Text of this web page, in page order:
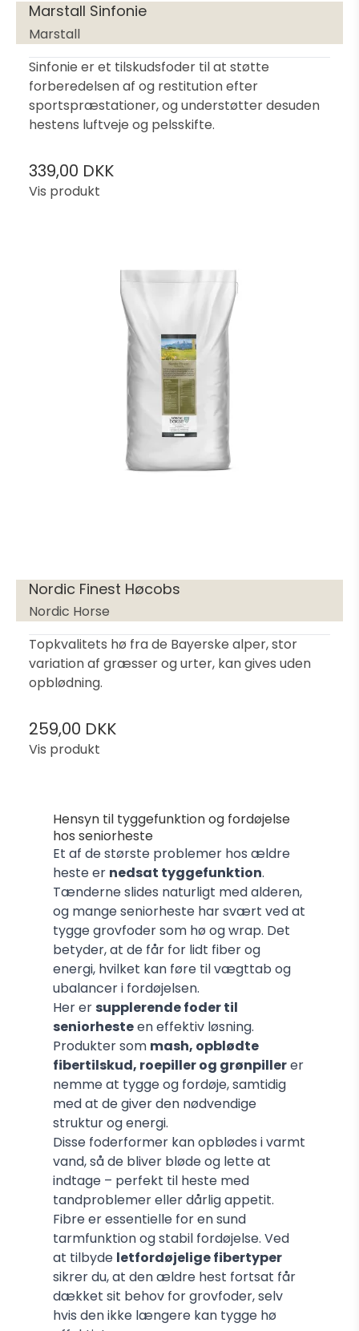
Marstall Sinfonie
Marstall
Sinfonie er et tilskudsfoder til at støtte
forberedelsen af og restitution efter
sportspræstationer, og understøtter desuden
hestens luftveje og pelsskifte.
339,00 DKK
Vis produkt
Nordic Finest Høcobs
Nordic Horse
Topkvalitets hø fra de Bayerske alper, stor
variation af græsser og urter, kan gives uden
opblødning.
259,00 DKK
Vis produkt
Hensyn til tyggefunktion og fordøjelse
hos seniorheste
Et af de største problemer hos ældre
heste er nedsat tyggefunktion.
Tænderne slides naturligt med alderen,
og mange seniorheste har svært ved at
tygge grovfoder som hø og wrap. Det
betyder, at de får for lidt fiber og
energi, hvilket kan føre til vægttab og
ubalancer i fordøjelsen.
Her er supplerende foder til
seniorhesteen effektiv løsning.
Produkter som mash, opblødte
fibertilskud, roepiller og grønpillerer
nemme at tygge og fordøje, samtidig
med at de giver den nødvendige
struktur og energi.
Disse foderformer kan opblødes i varmt
vand, så de bliver bløde og lette at
indtage – perfekt til heste med
tandproblemer eller dårlig appetit.
Fibre er essentielle for en sund
tarmfunktion og stabil fordøjelse. Ved
at tilbyde letfordøjelige fibertyper
sikrer du, at den ældre hest fortsat får
dækket sit behov for grovfoder, selv
hvis den ikke længere kan tygge hø